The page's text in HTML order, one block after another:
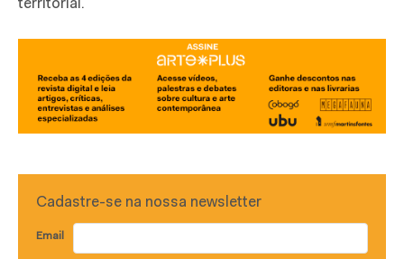
territorial.
Cadastre-se na nossa newsletter
Email